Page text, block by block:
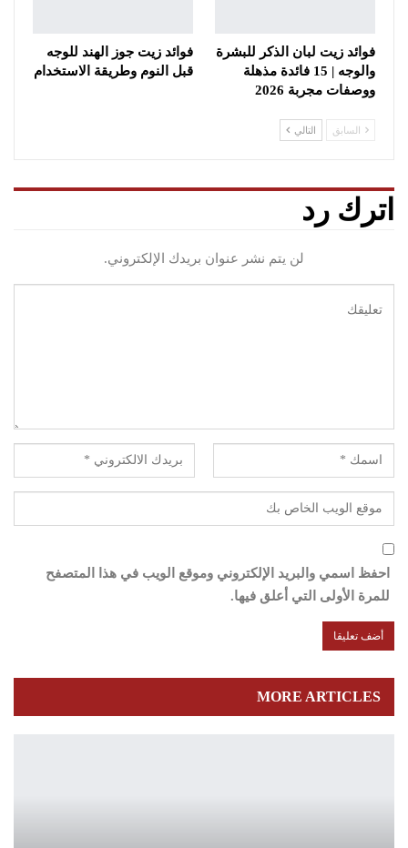
فوائد زيت لبان الذكر للبشرة
والوجه | 15 فائدة مذهلة
ووصفات مجربة 2026
فوائد زيت جوز الهند للوجه
قبل النوم وطريقة الاستخدام
السابق التالي
اترك رد
لن يتم نشر عنوان بريدك الإلكتروني.
احفظ اسمي والبريد الإلكتروني وموقع الويب في هذا المتصفح
للمرة الأولى التي أعلق فيها.
MORE ARTICLES